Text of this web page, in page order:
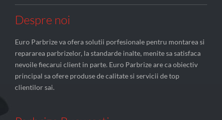
Despre noi
Euro Parbrize va ofera solutii porfesionale pentru montarea si
repararea parbrizelor, la standarde inalte, menite sa satisfaca
nevoile fiecarui client in parte. Euro Parbrize are ca obiectiv
principal sa ofere produse de calitate si servicii de top
clientilor sai.